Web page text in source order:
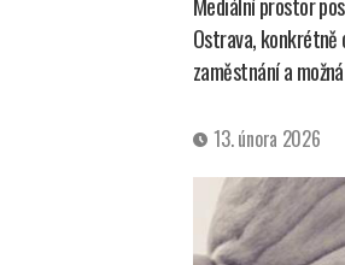
Ostrava, konkrétně
zaměstnání a
Datum
příspěvku
13. února 2026